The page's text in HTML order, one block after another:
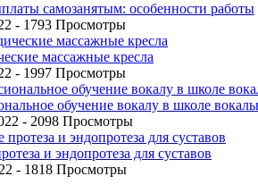
самозанятым: особенности работы
- 1793 Просмотры
массажные кресла
- 1997 Просмотры
обучение вокалу в школе
- 2098 Просмотры
и эндопротеза для суставов
- 1818 Просмотры